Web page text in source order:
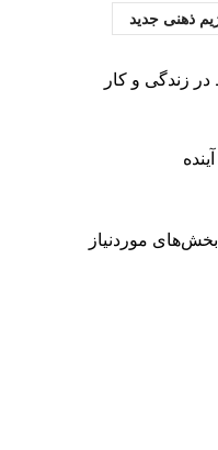
بخش‌های موردنیاز